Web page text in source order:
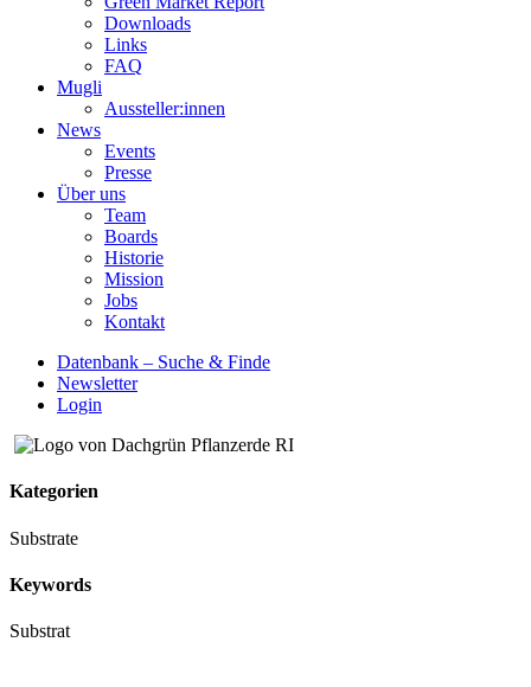
Downloads
Links
FAQ
Mugli
Aussteller:innen
News
Events
Presse
Über uns
Team
Boards
Historie
Mission
Jobs
Kontakt
Datenbank – Suche & Finde
Newsletter
Login
Kategorien
Substrate
Keywords
Substrat